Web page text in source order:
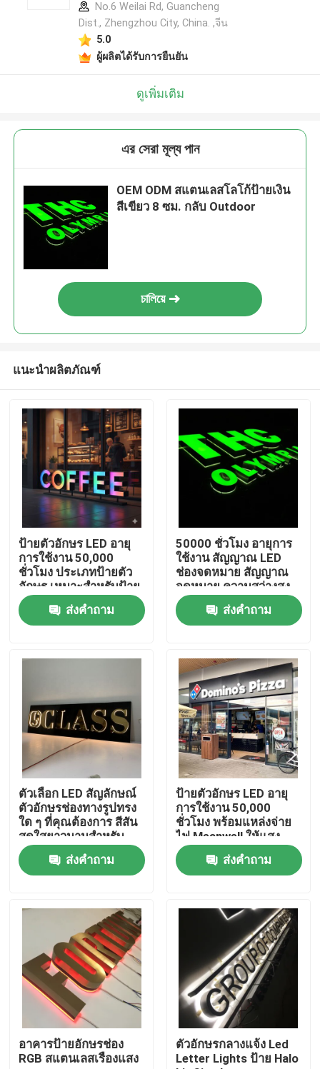
สินค้า
เกี่ยวกับเรา
ทัวร์โรงงาน
ควบคุมคุณภาพ
ขอใบเสนอราคา
ป้ายอักษร 3 มิติ
ป้ายอักษรช่อง
ป้ายตัวอักษรเรืองแสง
No.6 Weilai Rd, Guancheng
Dist., Zhengzhou City, China. ,จีน
5.0
ผู้ผลิตได้รับการยืนยัน
ดูเพิ่มเติม
এর সেরা মূল্য পান
OEM ODM สแตนเลสโลโก้ป้ายเงิน
สีเขียว 8 ซม. กลับ Outdoor
চালিয়ে
แนะนำผลิตภัณฑ์
ป้ายตัวอักษร LED อายุ
การใช้งาน 50,000
ชั่วโมง ประเภทป้ายตัว
อักษร เหมาะสำหรับป้าย
โฆษณาร้านค้าและ
โซลูชันป้ายส่งคำถาม
50000 ชั่วโมง อายุการ
ใช้งาน สัญญาณ LED
ช่องจดหมาย สัญญาณ
จดหมาย ความสว่างสูง
ทนทานต่อสภาพอากาศ
จัดจอโฆษณาทางการค้า
ส่งคำถาม
ตัวเลือก LED สัญลักษณ์
ตัวอักษรช่องทางรูปทรง
ใด ๆ ที่คุณต้องการ สีสัน
สดใสยาวนานสําหรับ
การค้าปลีกและการ
แบรนด์บริษัทส่งคำถาม
ป้ายตัวอักษร LED อายุ
การใช้งาน 50,000
ชั่วโมง พร้อมแหล่งจ่าย
ไฟ Meanwell ให้แสง
สว่างและประสิทธิภาพ
ป้ายธุรกิจระยะยาว
ส่งคำถาม
อาคารป้ายอักษรช่อง
RGB สแตนเลสเรืองแสง
ตัวอักษรกลางแจ้ง Led
Letter Lights ป้าย Halo